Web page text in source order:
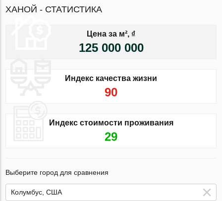
ХАНОЙ - СТАТИСТИКА
Цена за м², ₫
125 000 000
Индекс качества жизни
90
Индекс стоимости проживания
29
Выберите город для сравнения